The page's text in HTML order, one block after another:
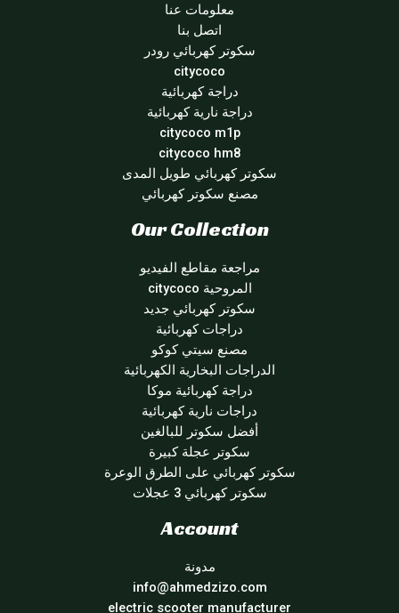
معلومات عنا
اتصل بنا
سكوتر كهربائي رودر
citycoco
دراجة كهربائية
دراجة نارية كهربائية
citycoco m1p
citycoco hm8
سكوتر كهربائي طويل المدى
مصنع سكوتر كهربائي
Our Collection
مراجعة مقاطع الفيديو
المروحية citycoco
سكوتر كهربائي جديد
دراجات كهربائية
مصنع سيتي كوكو
الدراجات البخارية الكهربائية
دراجة كهربائية موكا
دراجات نارية كهربائية
أفضل سكوتر للبالغين
سكوتر عجلة كبيرة
سكوتر كهربائي على الطرق الوعرة
سكوتر كهربائي 3 عجلات
Account
مدونة
info@ahmedzizo.com
electric scooter manufacturer